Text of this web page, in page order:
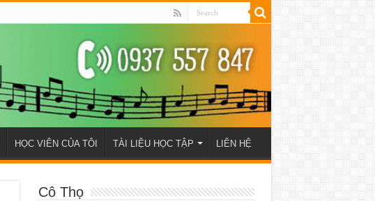
HỌC VIÊN CỦA TÔI TÀI LIỆU HỌC TẬP LIÊN HỆ
Cô Thọ